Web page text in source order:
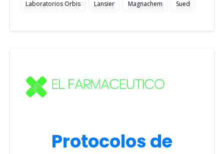
Laboratorios Orbis
Lansier Magnachem Sued
Protocolos de